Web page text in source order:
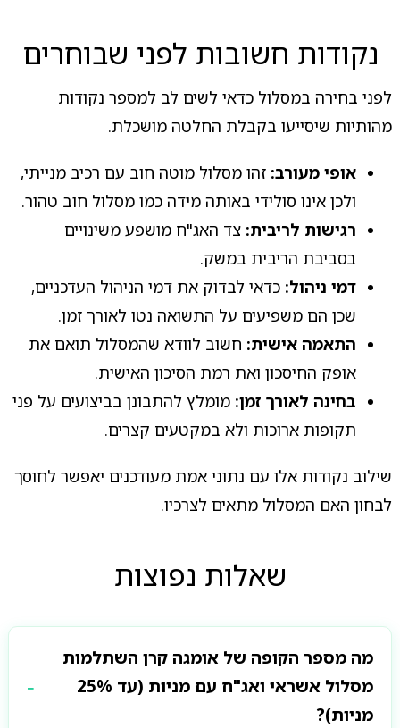
נקודות חשובות לפני שבוחרים
לפני בחירה במסלול כדאי לשים לב למספר נקודות
מהותיות שיסייעו בקבלת החלטה מושכלת.
אופי מעורב: זהו מסלול מוטה חוב עם רכיב מנייתי,
ולכן אינו סולידי באותה מידה כמו מסלול חוב טהור.
רגישות לריבית: צד האג"ח מושפע משינויים
בסביבת הריבית במשק.
דמי ניהול: כדאי לבדוק את דמי הניהול העדכניים,
שכן הם משפיעים על התשואה נטו לאורך זמן.
התאמה אישית: חשוב לוודא שהמסלול תואם את
אופק החיסכון ואת רמת הסיכון האישית.
בחינה לאורך זמן: מומלץ להתבונן בביצועים על פני
תקופות ארוכות ולא במקטעים קצרים.
שילוב נקודות אלו עם נתוני אמת מעודכנים יאפשר לחוסך
לבחון האם המסלול מתאים לצרכיו.
שאלות נפוצות
מה מספר הקופה של אומגה קרן השתלמות
מסלול אשראי ואג"ח עם מניות (עד 25%
מניות)?